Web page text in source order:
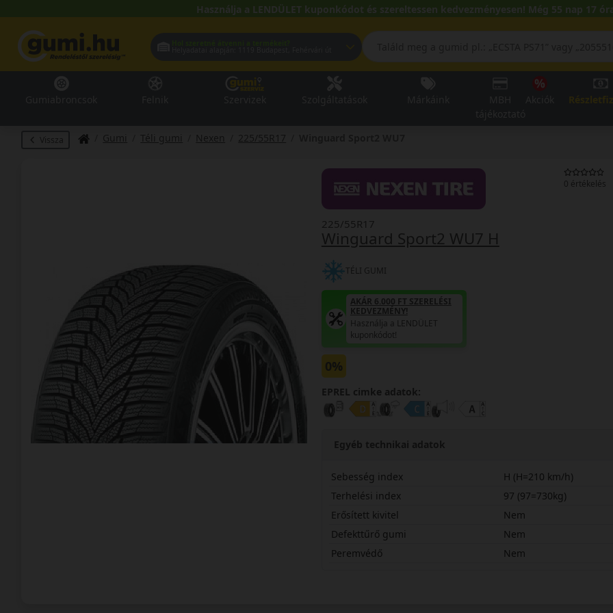
Használja a LENDÜLET kuponkódot és szereltessen kedvezményesen! Még 55 nap 17
Vissza Gumi Téli gumi Nexen 225/55R17
0 értékelés
Winguard Sport2 WU7 H
225/55R17
TÉLI GUMI
AKÁR 6.000 FT SZERELÉSI
KEDVEZMÉNY!
Használja a LENDÜLET
kuponkódot!
0%
EPREL cimke adatok:
Egyéb technikai adatok
Sebesség index
H (H=210 km/h)
Terhelési index
97 (97=730kg)
Erősített kivitel
Nem
Defekttűrő gumi
Nem
Peremvédő
Nem